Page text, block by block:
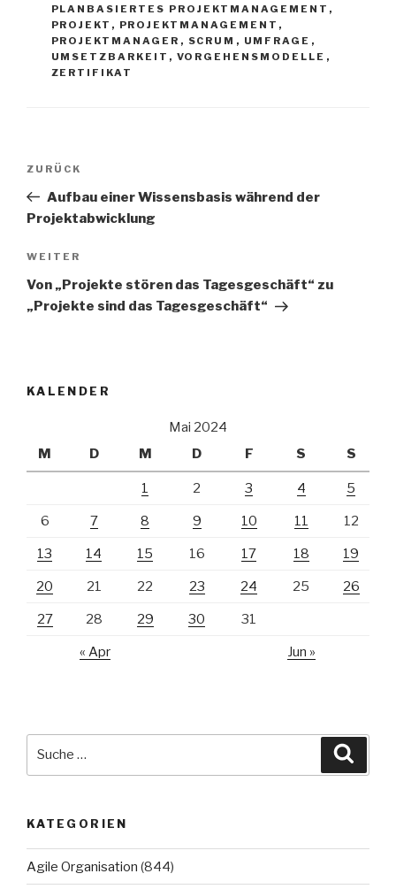
PLANBASIERTES PROJEKTMANAGEMENT ,
PROJEKT , PROJEKTMANAGEMENT ,
PROJEKTMANAGER , SCRUM , UMFRAGE ,
UMSETZBARKEIT , VORGEHENSMODELLE ,
ZERTIFIKAT
Beitrags-
Vorheriger
Beitrag
ZURÜCK
Aufbau einer Wissensbasis während der
Projektabwicklung
Nächster
Beitrag
WEITER
Von „Projekte stören das Tagesgeschäft“ zu
„Projekte sind das Tagesgeschäft“
KALENDER
Mai 2024
M
D M D F S S
1 2 3 4 5
6 7 8 9 10 11 12
13 14 15 16 17 18 19
20 21 22 23 24 25 26
27 28 29 30 31
« Apr Jun »
KATEGORIEN
Agile Organisation (844)